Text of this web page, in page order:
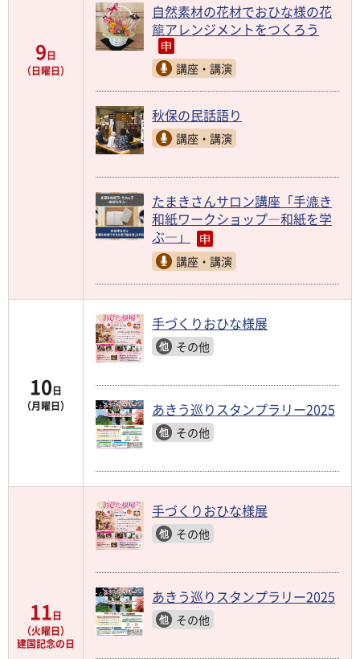
9日
（日曜日）
自然素材の花材でおひな様の花
籠アレンジメントをつくろう
講座・講演
秋保の民話語り
講座・講演
たまきさんサロン講座「手漉き
和紙ワークショップ―和紙を学
ぶ―」
講座・講演
10日
（月曜日）
手づくりおひな様展
その他
あきう巡りスタンプラリー2025
その他
11日
（火曜日）
建国記念の日
手づくりおひな様展
その他
あきう巡りスタンプラリー2025
その他